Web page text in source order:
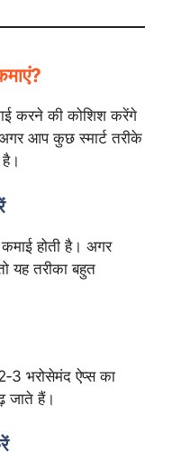
करने की कोशिश करेंगे
आप कुछ स्मार्ट तरीके
होती है। अगर
यह तरीका बहुत
भरोसेमंद ऐप्स का
जाते हैं।